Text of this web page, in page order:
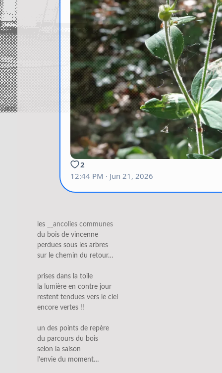
les
__ancolies communes
du bois de vincenne
perdues sous les arbres
sur le chemin du retour…
prises dans la toile
la lumière en contre jour
restent tendues vers le ciel
encore vertes !!
un des points de repère
du parcours du bois
selon la saison
l’envie du moment…